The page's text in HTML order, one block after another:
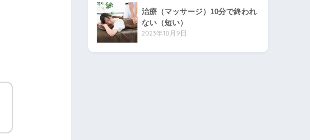
治療（マッサージ）10分で終われ
ない（短い）
2023年10月9日